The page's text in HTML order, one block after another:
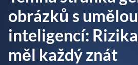
obrázků s umělou
inteligencí:
měl každý znát